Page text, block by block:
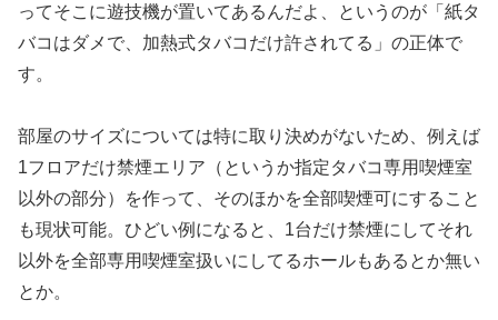
ってそこ に遊技機が置いてあるんだよ、というのが「紙タ
バコはダメで、 加熱式タバコだけ許されてる」の正体で
す。
部屋のサイズについては特に取り決めがないため、例えば
1フロアだけ禁煙エリア（というか指定タバコ専用喫煙室
以外の部分）
を作って、そのほかを全部喫煙可にすること
も現状可能。 ひどい例になると、1台だけ禁煙にしてそれ
以外を全部専用喫煙室扱いにしてるホールもあるとか無い
とか。